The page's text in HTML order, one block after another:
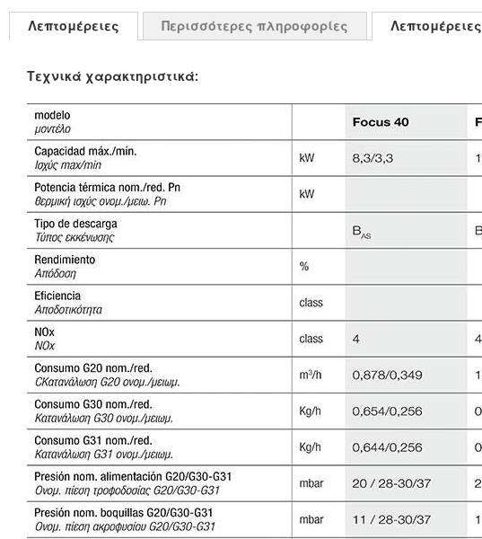
Λεπτομέρειες Περισσότερες πληροφορίες Λεπτομέρειες
Τεχνικά χαρακτηριστικά: